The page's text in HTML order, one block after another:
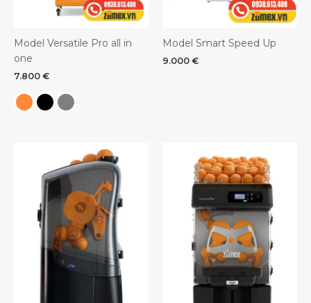
Model Versatile Pro all in
one
7.800 €
Model Smart Speed Up
9.000 €